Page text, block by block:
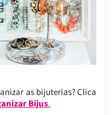
as bijuterias? Clica
Bijus.